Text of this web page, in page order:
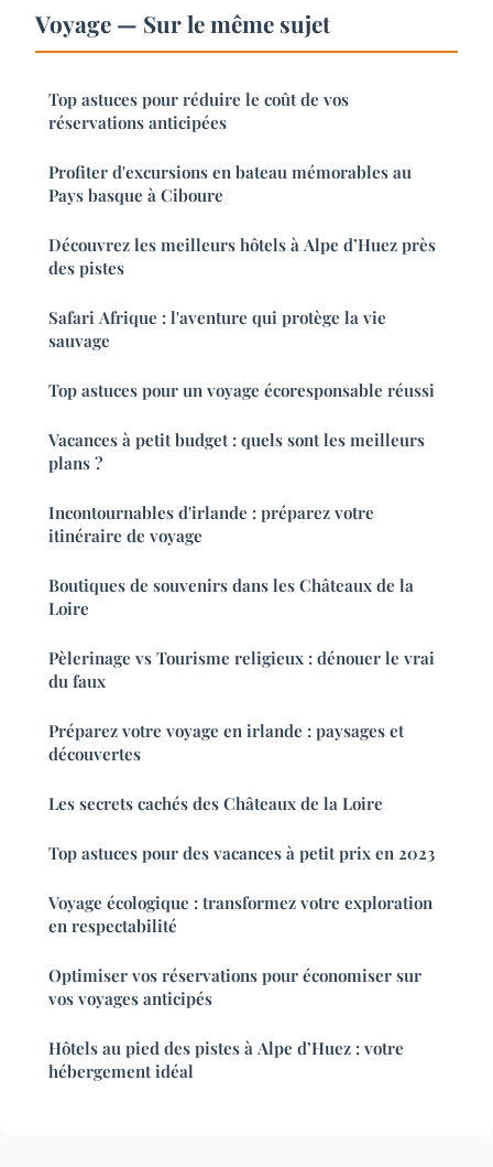
Voyage — Sur le même sujet
Top astuces pour réduire le coût de vos
réservations anticipées
Profiter d'excursions en bateau mémorables au
Pays basque à Ciboure
Découvrez les meilleurs hôtels à Alpe d’Huez près
des pistes
Safari Afrique : l'aventure qui protège la vie
sauvage
Top astuces pour un voyage écoresponsable réussi
Vacances à petit budget : quels sont les meilleurs
plans ?
Incontournables d'irlande : préparez votre
itinéraire de voyage
Boutiques de souvenirs dans les Châteaux de la
Loire
Pèlerinage vs Tourisme religieux : dénouer le vrai
du faux
Préparez votre voyage en irlande : paysages et
découvertes
Les secrets cachés des Châteaux de la Loire
Top astuces pour des vacances à petit prix en 2023
Voyage écologique : transformez votre exploration
en respectabilité
Optimiser vos réservations pour économiser sur
vos voyages anticipés
Hôtels au pied des pistes à Alpe d’Huez : votre
hébergement idéal